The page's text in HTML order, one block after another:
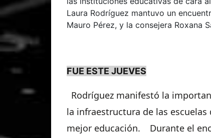
Laura Rodríguez mantuvo un
Mauro Pérez, y la consejera Roxana
FUE ESTE JUEVES
Rodríguez manifestó la
la infraestructura de las
mejor educación.
Durante el